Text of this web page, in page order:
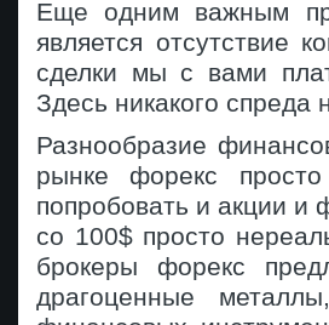
Еще одним важным
является отсутствие
сделки мы с вами
Здесь никакого спреда
Разнообразие
рынке форекс
попробовать и акции
со 100$ просто
брокеры форекс
драгоценные